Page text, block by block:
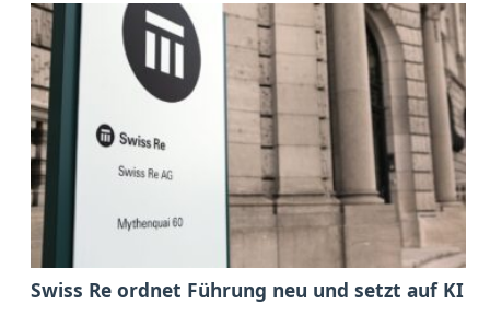
Swiss Re ordnet Führung neu und setzt auf KI